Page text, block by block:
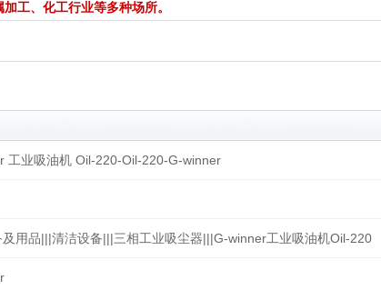
工、化工行业等多种场所。
工业吸油机 Oil-220-Oil-220-G-winner
及用品|||清洁设备|||三相工业吸尘器|||G-winner工业吸油机Oil-220